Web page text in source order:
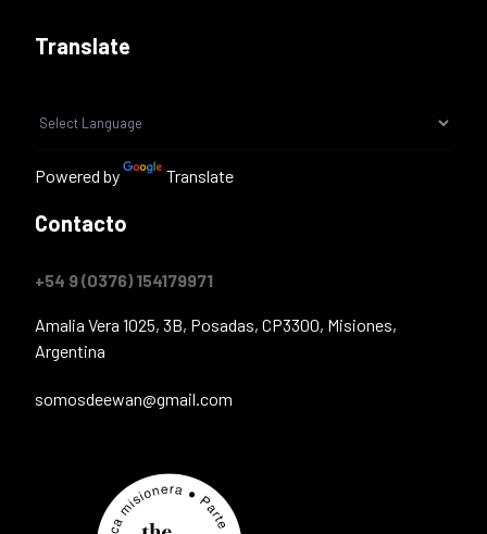
Translate
Powered by Translate
Contacto
+54 9 (0376) 154179971
Amalia Vera 1025, 3B, Posadas, CP3300, Misiones,
Argentina
somosdeewan@gmail.com